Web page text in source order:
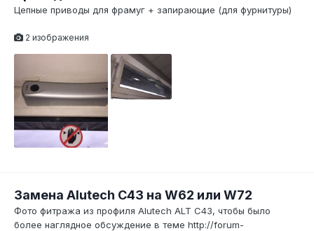
Цепные приводы для фрамуг + запирающие (для фурнитуры)
2 изображения
Замена Alutech C43 на W62 или W72
Фото фитража из профиля Alutech ALT C43, чтобы было
более наглядное обсуждение в теме http://forum-